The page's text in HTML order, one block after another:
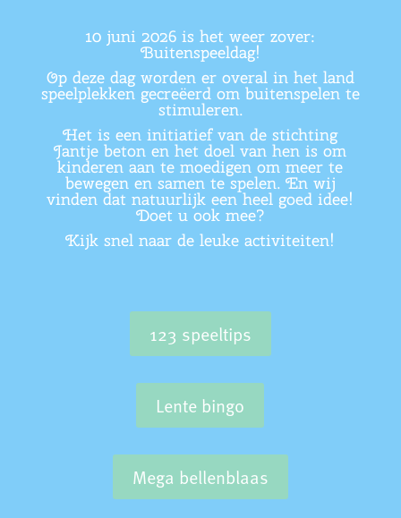
10 juni 2026 is het weer zover:
Buitenspeeldag!
Op deze dag worden er overal in het land
speelplekken gecreëerd om buitenspelen te
stimuleren.
Het is een initiatief van de stichting
Jantje beton en het doel van hen is om
kinderen aan te moedigen om meer te
bewegen en samen te spelen. En wij
vinden dat natuurlijk een heel goed idee!
Doet u ook mee?
Kijk snel naar de leuke activiteiten!
123 speeltips
Lente bingo
Mega bellenblaas